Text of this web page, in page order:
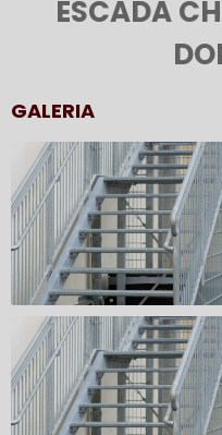
ESCADA
GALERIA